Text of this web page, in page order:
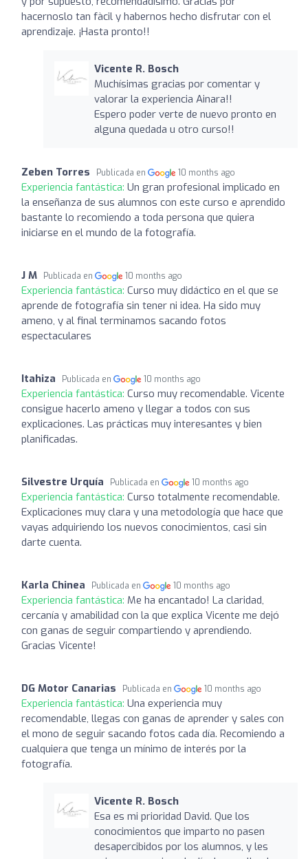
hacernoslo tan fàcil y habernos hecho disfrutar con el
aprendizaje. ¡Hasta pronto!!
Vicente R. Bosch
Muchísimas gracias por comentar y
valorar la experiencia Ainara!!
Espero poder verte de nuevo pronto en
alguna quedada u otro curso!!
Zeben Torres Publicada en 10 months ago
Experiencia fantástica: Un gran profesional implicado en
la enseñanza de sus alumnos con este curso e aprendido
bastante lo recomiendo a toda persona que quiera
iniciarse en el mundo de la fotografía.
J M Publicada en 10 months ago
Experiencia fantástica: Curso muy didáctico en el que se
aprende de fotografía sin tener ni idea. Ha sido muy
ameno, y al final terminamos sacando fotos
espectaculares
Itahiza Publicada en 10 months ago
Experiencia fantástica: Curso muy recomendable. Vicente
consigue hacerlo ameno y llegar a todos con sus
explicaciones. Las prácticas muy interesantes y bien
planificadas.
Silvestre Urquía Publicada en 10 months ago
Experiencia fantástica: Curso totalmente recomendable.
Explicaciones muy clara y una metodología que hace que
vayas adquiriendo los nuevos conocimientos, casi sin
darte cuenta.
Karla Chinea Publicada en 10 months ago
Experiencia fantástica: Me ha encantado! La claridad,
cercanía y amabilidad con la que explica Vicente me dejó
con ganas de seguir compartiendo y aprendiendo.
Gracias Vicente!
DG Motor Canarias Publicada en 10 months ago
Experiencia fantástica: Una experiencia muy
recomendable, llegas con ganas de aprender y sales con
el mono de seguir sacando fotos cada día. Recomiendo a
cualquiera que tenga un mínimo de interés por la
fotografía.
Vicente R. Bosch
Esa es mi prioridad David. Que los
conocimientos que imparto no pasen
desapercibidos por los alumnos, y les